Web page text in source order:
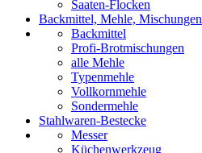
Saaten-Flocken
Backmittel, Mehle, Mischungen
Backmittel
Profi-Brotmischungen
alle Mehle
Typenmehle
Vollkornmehle
Sondermehle
Stahlwaren-Bestecke
Messer
Küchenwerkzeug